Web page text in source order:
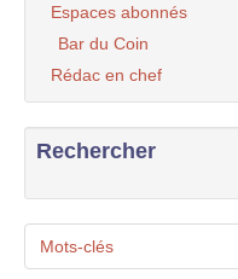
Espaces abonnés
Bar du Coin
Rédac en chef
Rechercher
Mots-clés